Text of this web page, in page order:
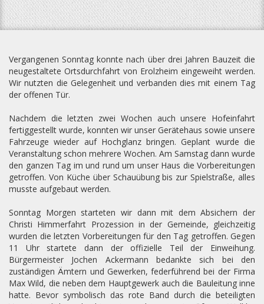
Vergangenen Sonntag konnte nach über drei Jahren Bauzeit die
neugestaltete Ortsdurchfahrt von Erolzheim eingeweiht werden.
Wir nutzten die Gelegenheit und verbanden dies mit einem Tag
der offenen Tür.
Nachdem die letzten zwei Wochen auch unsere Hofeinfahrt
fertiggestellt wurde, konnten wir unser Gerätehaus sowie unsere
Fahrzeuge wieder auf Hochglanz bringen. Geplant wurde die
Veranstaltung schon mehrere Wochen. Am Samstag dann wurde
den ganzen Tag im und rund um unser Haus die Vorbereitungen
getroffen. Von Küche über Schauübung bis zur Spielstraße, alles
musste aufgebaut werden.
Sonntag Morgen starteten wir dann mit dem Absichern der
Christi Himmerfahrt Prozession in der Gemeinde, gleichzeitig
wurden die letzten Vorbereitungen für den Tag getroffen. Gegen
11 Uhr startete dann der offizielle Teil der Einweihung.
Bürgermeister Jochen Ackermann bedankte sich bei den
zuständigen Ämtern und Gewerken, federführend bei der Firma
Max Wild, die neben dem Hauptgewerk auch die Bauleitung inne
hatte. Bevor symbolisch das rote Band durch die beteiligten